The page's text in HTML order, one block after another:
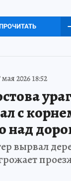
мая 2026 18:52
с
над
вырвал